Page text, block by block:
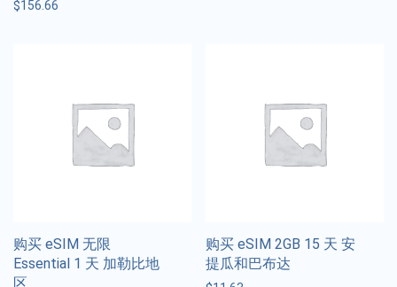
$156.66
购买 eSIM 无限
Essential 1 天 加勒比地
区
购买 eSIM 2GB 15 天 安
提瓜和巴布达